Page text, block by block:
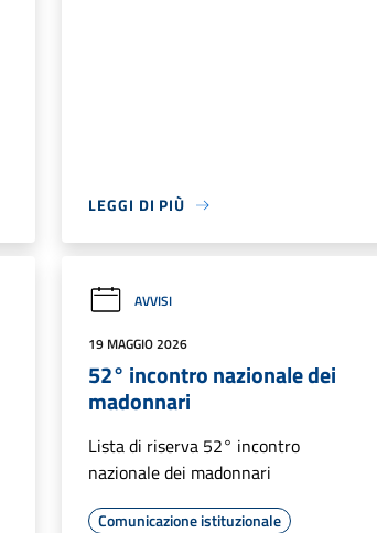
LEGGI DI PIÙ
AVVISI
19 MAGGIO 2026
52° incontro nazionale dei
madonnari
Lista di riserva 52° incontro
nazionale dei madonnari
Comunicazione istituzionale